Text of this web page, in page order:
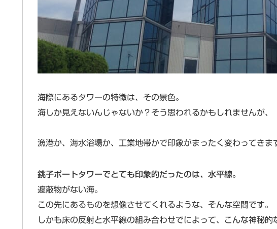
海際にあるタワーの特徴は、その景色。
海しか見えないんじゃないか？そう思われるかもしれませんが、
漁港か、海水浴場か、工業地帯かで印象がまったく変わってきま
銚子ポートタワーでとても印象的だったのは、水平線。
遮蔽物がない海。
この先にあるものを想像させてくれるような、そんな空間です。
しかも床の反射と水平線の組み合わせでによって、こんな神秘的